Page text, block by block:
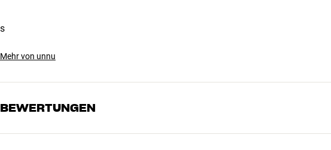
s
Mehr von unnu
BEWERTUNGEN